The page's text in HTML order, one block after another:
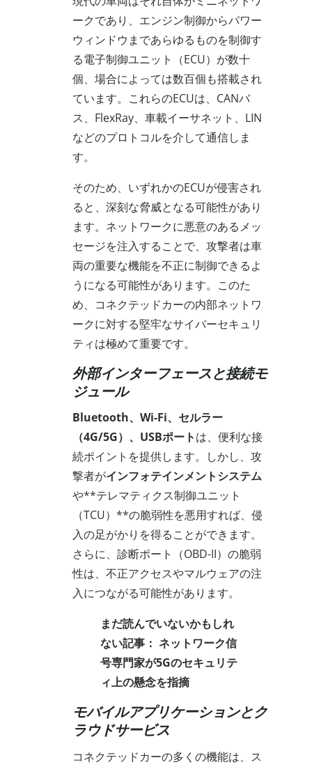
ークであり、エンジン制御からパワー
ウィンドウまであらゆるものを制御す
る電子制御ユニット（ECU）が数十
個、場合によっては数百個も搭載され
ています。これらのECUは、CANバ
ス、FlexRay、車載イーサネット、LIN
などのプロトコルを介して通信しま
す。
そのため、いずれかのECUが侵害され
ると、深刻な脅威となる可能性があり
ます。ネットワークに悪意のあるメッ
セージを注入することで、攻撃者は車
両の重要な機能を不正に制御できるよ
うになる可能性があります。このた
め、コネクテッドカーの内部ネットワ
ークに対する堅牢なサイバーセキュリ
ティは極めて重要です。
外部インターフェースと接続モ
ジュール
Bluetooth、Wi-Fi、セルラー
（4G/5G）、USBポートは、便利な接
続ポイントを提供します。しかし、攻
撃者がインフォテインメントシステム
や**テレマティクス制御ユニット
（TCU）**の脆弱性を悪用すれば、侵
入の足がかりを得ることができます。
さらに、診断ポート（OBD-II）の脆弱
性は、不正アクセスやマルウェアの注
入につながる可能性があります。
まだ読んでいないかもしれ
ない記事： ネットワーク信
号専門家が5Gのセキュリテ
ィ上の懸念を指摘
モバイルアプリケーションとク
ラウドサービス
コネクテッドカーの多くの機能は、ス